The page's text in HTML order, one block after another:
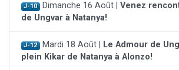
J-10 Dimanche 16 Août | Venez
de Ungvar à Natanya!
J-12 Mardi 18 Août |
Le Admour de
plein Kikar de Natanya à Alonzo!